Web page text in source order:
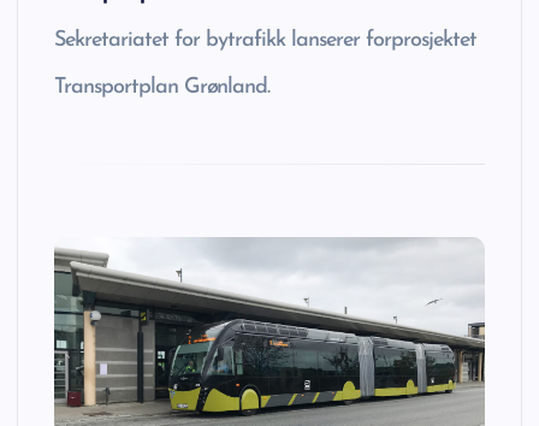
Sekretariatet for bytrafikk lanserer forprosjektet
Transportplan Grønland.